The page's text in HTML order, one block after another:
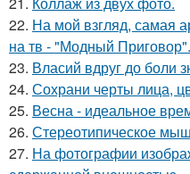
22. На мой взгляд, самая
на тв - "Модный Приговор".
23. Власий вдруг до боли
24. Сохрани черты лица,
25. Весна - идеальное
26. Стереотипическое
27. На фотографии